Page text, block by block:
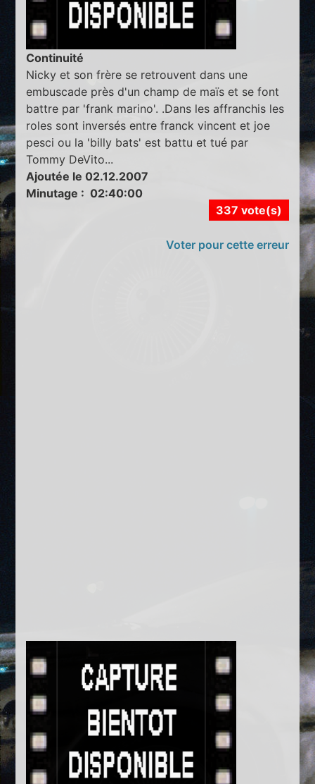
Continuité
Nicky et son frère se retrouvent dans une
embuscade près d'un champ de maïs et se font
battre par 'frank marino'. .Dans les affranchis les
roles sont inversés entre franck vincent et joe
pesci ou la 'billy bats' est battu et tué par
Tommy DeVito...
Ajoutée le 02.12.2007
Minutage : 02:40:00
337 vote(s)
Voter pour cette erreur